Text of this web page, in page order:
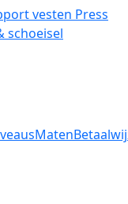
vesten Press
schoeisel
Maten